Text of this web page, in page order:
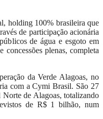
holding 100% brasileira que
de participação acionária
de água e esgoto em
plenas, completa
da Verde Alagoas, no
com a Cymi Brasil. São 27
de Alagoas, totalizando
de R$ 1 bilhão, num